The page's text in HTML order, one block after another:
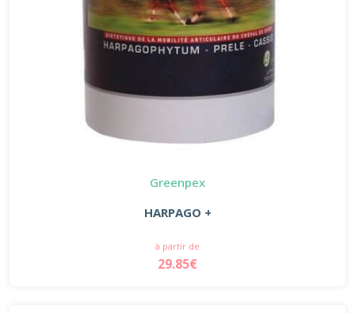
Greenpex
HARPAGO +
à partir de
29.85€